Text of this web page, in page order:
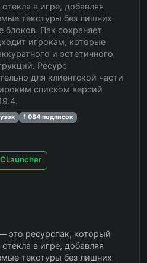
в игре, добавляя
текстуры без лишних
блоков. Пак сохраняет
игрокам, которые
и эстетичного
Ресурс
для клиентской части
списком версий
1 084 подписок
это ресурспак, который
в игре, добавляя
текстуры без лишних